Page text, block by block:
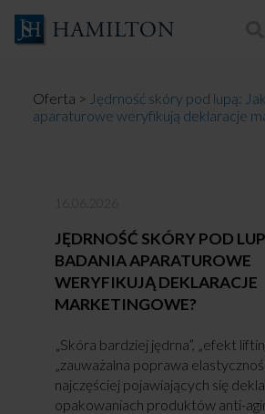
treści
Oferta > Jędrność skóry pod lupą:
aparaturowe weryfikują deklaracje
JĘDRNOŚĆ SKÓRY POD
BADANIA APARATUROWE
WERYFIKUJĄ DEKLARACJE
MARKETINGOWE?
„Skóra bardziej jędrna”, „efekt
„zauważalna poprawa
najczęściej pojawiających się
opakowaniach produktów anti-